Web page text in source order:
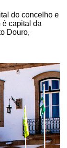
do concelho e
é capital da
Douro,